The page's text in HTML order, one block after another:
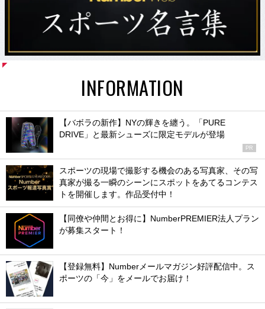
INFORMATION
【バボラの新作】NYの輝きを纏う。「PURE
DRIVE」と最新シューズに限定モデルが登場
PR
スポーツの現場で撮影する機会のある写真家、その写
真家が撮る一瞬のシーンにスポットをあてるコンテス
トを開催します。作品受付中！
【同僚や仲間とお得に】NumberPREMIER法人プラン
が募集スタート！
【登録無料】Numberメールマガジン好評配信中。ス
ポーツの「今」をメールでお届け！